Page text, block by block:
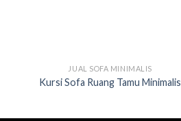
JUAL SOFA MINIMALIS
Kursi Sofa Ruang Tamu Minimalis